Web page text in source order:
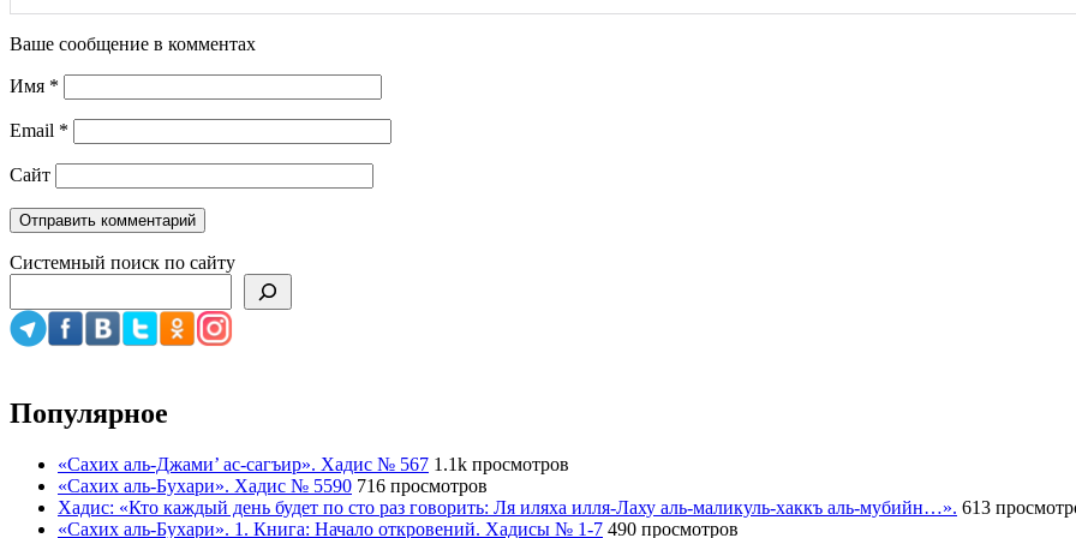
Ваше сообщение в комментах
Имя *
Email *
Сайт
Системный поиск по сайту
Популярное
«Сахих аль-Джами’ ас-сагъир». Хадис № 567 1.1k просмотров
«Сахих аль-Бухари». Хадис № 5590 716 просмотров
Хадис: «Кто каждый день будет по сто раз говорить: Ля иляха илля-Лаху аль-маликуль-хаккъ аль-мубийн…». 613
«Сахих аль-Бухари». 1. Книга: Начало откровений. Хадисы № 1-7 490 просмотров